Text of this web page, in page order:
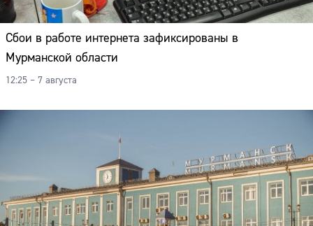
Сбои в работе интернета зафиксированы в
Мурманской области
12:25 – 7 августа